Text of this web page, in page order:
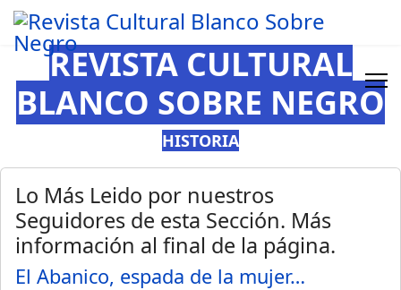
REVISTA CULTURAL
BLANCO SOBRE NEGRO
HISTORIA
Lo Más Leido por nuestros
Seguidores de esta Sección. Más
información al final de la página.
El Abanico, espada de la mujer…